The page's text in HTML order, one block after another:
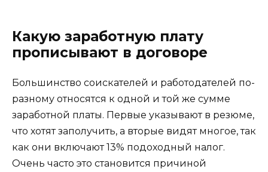
Какую заработную плату
прописывают в договоре
Большинство соискателей и работодателей по-
разному относятся к одной и той же сумме
заработной платы. Первые указывают в резюме,
что хотят заполучить, а вторые видят многое, так
как они включают 13% подоходный налог.
Очень часто это становится причиной